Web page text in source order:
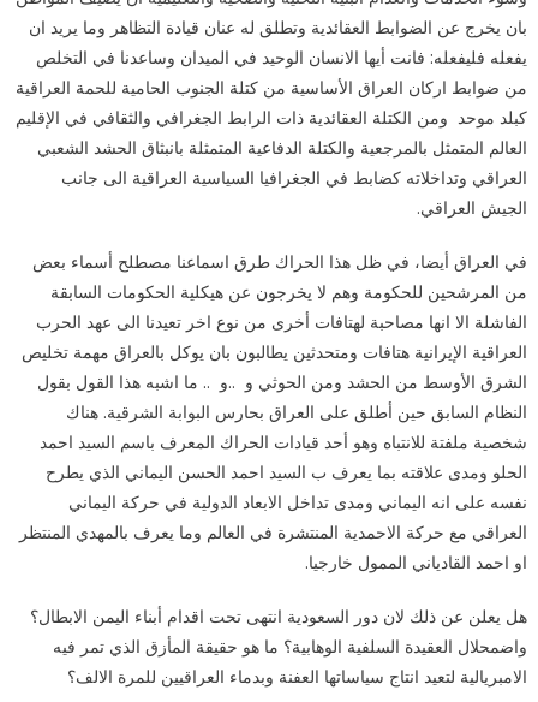
بان يخرج عن الضوابط العقائدية وتطلق له عنان قيادة التظاهر وما يريد ان
يفعله فليفعله: فانت أيها الانسان الوحيد في الميدان وساعدنا في التخلص
من ضوابط اركان العراق الأساسية من كتلة الجنوب الحامية للحمة العراقية
كبلد موحد ومن الكتلة العقائدية ذات الرابط الجغرافي والثقافي في الإقليم
العالم المتمثل بالمرجعية والكتلة الدفاعية المتمثلة بانبثاق الحشد الشعبي
العراقي وتداخلاته كضابط في الجغرافيا السياسية العراقية الى جانب
الجيش العراقي.
في العراق أيضا، في ظل هذا الحراك طرق اسماعنا مصطلح أسماء بعض
من المرشحين للحكومة وهم لا يخرجون عن هيكلية الحكومات السابقة
الفاشلة الا انها مصاحبة لهتافات أخرى من نوع اخر تعيدنا الى عهد الحرب
العراقية الإيرانية هتافات ومتحدثين يطالبون بان يوكل بالعراق مهمة تخليص
الشرق الأوسط من الحشد ومن الحوثي و ..و .. ما اشبه هذا القول بقول
النظام السابق حين أطلق على العراق بحارس البوابة الشرقية. هناك
شخصية ملفتة للانتباه وهو أحد قيادات الحراك المعرف باسم السيد احمد
الحلو ومدى علاقته بما يعرف ب السيد احمد الحسن اليماني الذي يطرح
نفسه على انه اليماني ومدى تداخل الابعاد الدولية في حركة اليماني
العراقي مع حركة الاحمدية المنتشرة في العالم وما يعرف بالمهدي المنتظر
او احمد القادياني الممول خارجيا.
هل يعلن عن ذلك لان دور السعودية انتهى تحت اقدام أبناء اليمن الابطال؟
واضمحلال العقيدة السلفية الوهابية؟ ما هو حقيقة المأزق الذي تمر فيه
الامبريالية لتعيد انتاج سياساتها العفنة وبدماء العراقيين للمرة الالف؟